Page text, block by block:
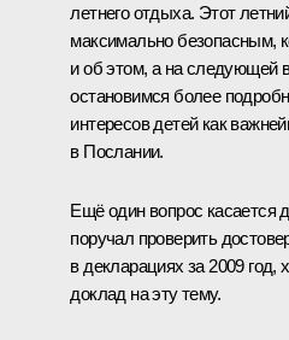
летнего отдыха. Этот
максимально безопасным,
и об этом, а на следующей
остановимся более
интересов детей как
в Послании.
Ещё один вопрос касается
поручал проверить
в декларациях за 2009
доклад на эту тему.